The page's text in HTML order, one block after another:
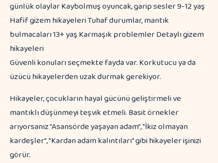
günlük olaylar Kaybolmuş oyuncak, garip sesler 9-12 yaş
Hafif gizem hikayeleri Tuhaf durumlar, mantık
bulmacaları 13+ yaş Karmaşık problemler Detaylı gizem
hikayeleri
Güvenli konuları seçmekte fayda var. Korkutucu ya da
üzücü hikayelerden uzak durmak gerekiyor.
Hikayeler, çocukların hayal gücünü geliştirmeli ve
mantıklı düşünmeyi teşvik etmeli. Basit örnekler
arıyorsanız "Asansörde yaşayan adam", "İkiz olmayan
kardeşler", "Kardan adam kalıntıları" gibi hikayeler işinizi
görür.